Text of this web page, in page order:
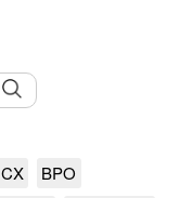
CX
BPO